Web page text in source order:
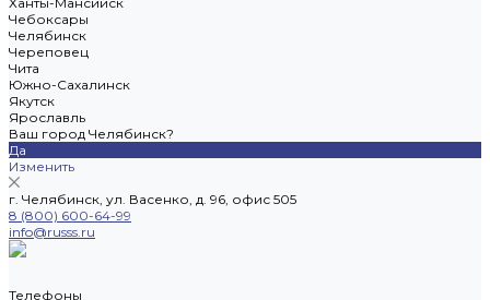
Чебоксары
Челябинск
Череповец
Чита
Южно-Сахалинск
Якутск
Ярославль
Ваш город Челябинск?
Да
Изменить
г. Челябинск, ул. Васенко, д. 96, офис 505
8 (800) 600-64-99
info@russs.ru
Телефоны